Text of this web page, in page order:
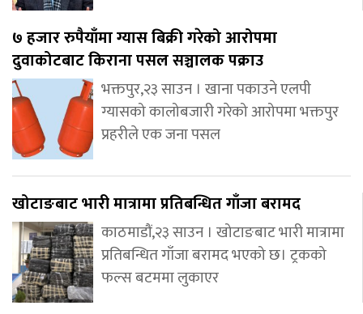
७ हजार रुपैयाँमा ग्यास बिक्री गरेको आरोपमा
दुवाकोटबाट किराना पसल सञ्चालक पक्राउ
भक्तपुर,२३ साउन । खाना पकाउने एलपी
ग्यासको कालोबजारी गरेको आरोपमा भक्तपुर
प्रहरीले एक जना पसल
खोटाङबाट भारी मात्रामा प्रतिबन्धित गाँजा बरामद
काठमाडौं,२३ साउन । खोटाङबाट भारी मात्रामा
प्रतिबन्धित गाँजा बरामद भएको छ। ट्रकको
फल्स बटममा लुकाएर